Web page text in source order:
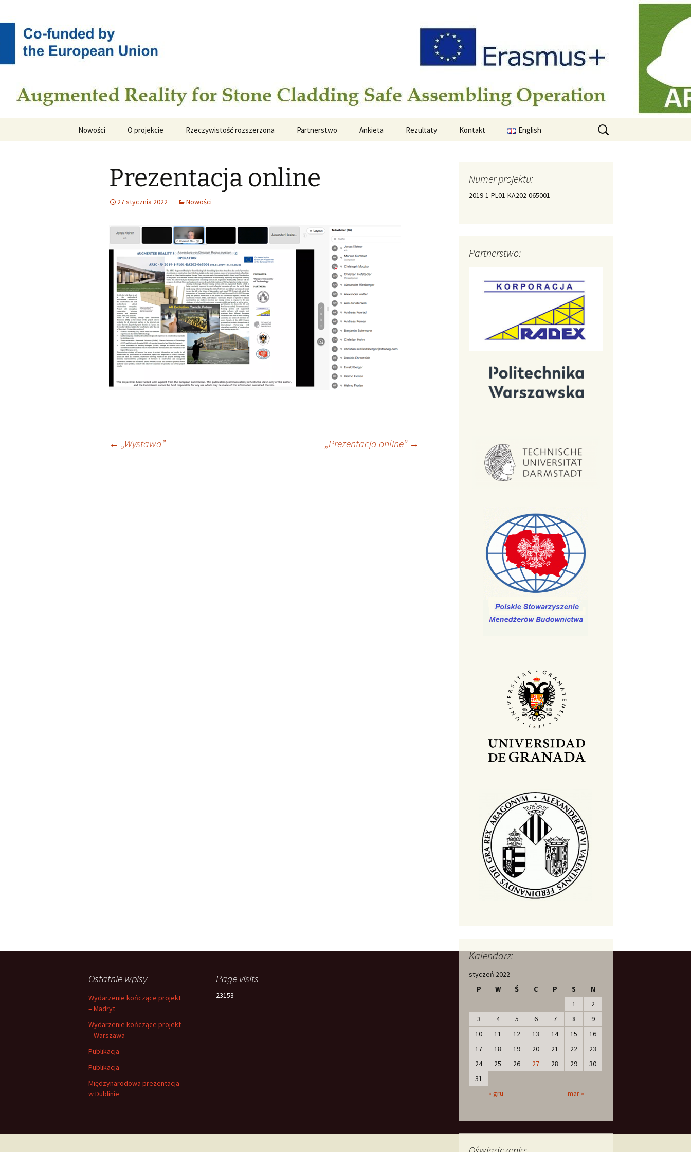
ARSC
Nowości O projekcie Rzeczywistość rozszerzona Partnerstwo Ankieta Rezultaty Kontakt English
Szukaj:
Prezentacja online
27 stycznia 2022 Nowości
Nawigacja
← „Wystawa” „Prezentacja online” →
Numer projektu:
2019-1-PL01-KA202-065001
Partnerstwo:
Kalendarz:
styczeń 2022
P
W Ś C P S
N
1
2
3
4 5 6 7 8
9
10
11 12 13 14 15
16
17
18 19 20 21 22
23
24
25 26 27 28 29
30
31
« gru
mar »
Ostatnie wpisy
Wydarzenie kończące projekt
– Madryt
Wydarzenie kończące projekt
– Warszawa
Publikacja
Publikacja
Międzynarodowa prezentacja
w Dublinie
Page visits
23153